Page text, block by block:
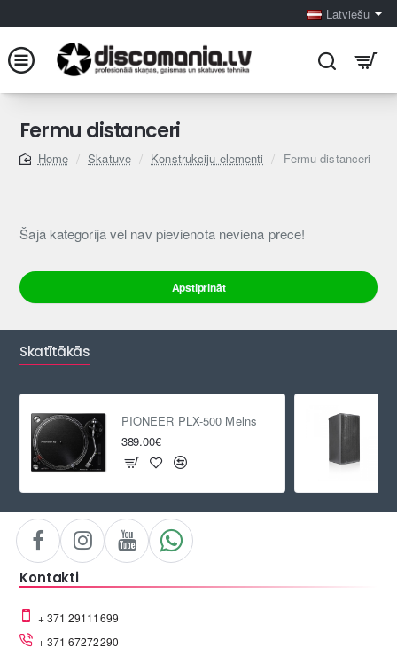
Latviešu
Fermu distanceri
home
Skatuve Konstrukciju elementi Fermu distanceri
Šajā kategorijā vēl nav pievienota neviena prece!
Apstiprināt
Skatītākās
PIONEER PLX-500 Melns
389.00€
Kontakti
+ 371 29111699
+ 371 67272290